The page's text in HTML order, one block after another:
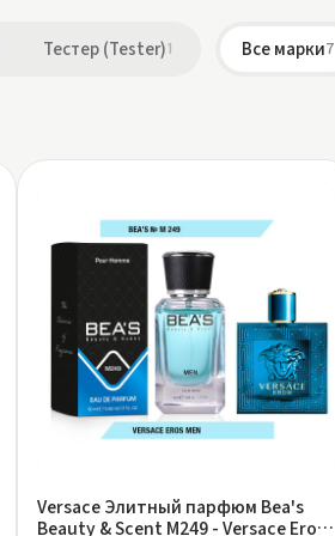
Тестер (Tester)1 Все марки7
Versace Элитный парфюм Bea's
Beauty & Scent M249 - Versace Eros